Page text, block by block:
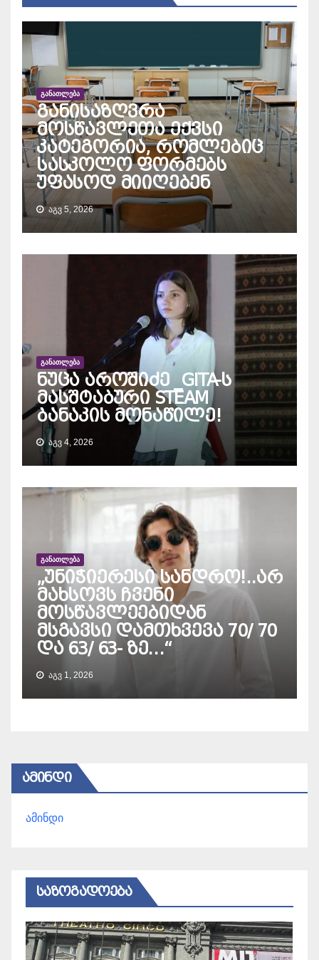
ᲒᲐᲜᲐᲗᲚᲔᲑᲐ
განისაზღვრა
მოსწავლეთა ექვსი
კატეგორია, რომლებიც
სასკოლო ფორმებს
უფასოდ მიიღებენ
ᲐᲒᲕ 5, 2026
ᲒᲐᲜᲐᲗᲚᲔᲑᲐ
ნუცა აროშიძე _GITA-ს
მასშტაბური STEAM
ბანაკის მონაწილე!
ᲐᲒᲕ 4, 2026
ᲒᲐᲜᲐᲗᲚᲔᲑᲐ
„უნიჭიერესი სანდრო!..არ
მახსოვს ჩვენი
მოსწავლეებიდან
მსგავსი დამთხვევა 70/ 70
და 63/ 63- ზე…“
ᲐᲒᲕ 1, 2026
ᲐᲛᲘᲜᲓᲘ
ამინდი
ᲡᲐᲖᲝᲒᲐᲓᲝᲔᲑᲐ